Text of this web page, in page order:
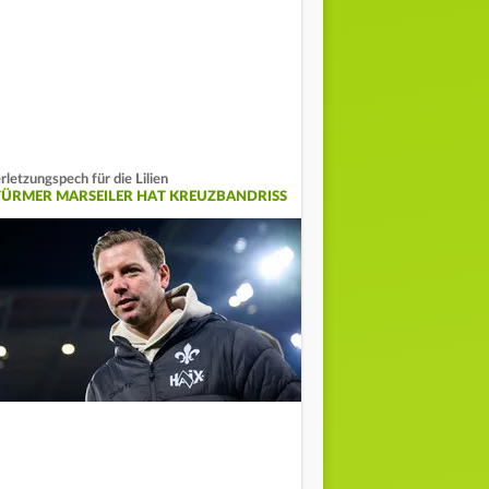
für die Lilien
MARSEILER HAT KREUZBANDRISS